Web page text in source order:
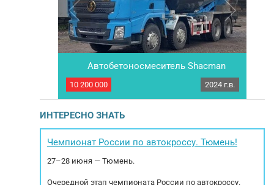
технике и
Автобетоносмеситель SX5318GJBDT326, 8×4,
бескамерные шины 315/80R22.5, рулевое
управление(пр-во Китая), 430
сцепление,воздушный фильтр с масляной
16T MAN, передаточные числа 4.769,...
Автобетоносмеситель Shacman
10 200 000 2024 г.в.
ИНТЕРЕСНО ЗНАТЬ
Чемпионат России по автокроссу. Тюмень!
27–28 июня — Тюмень.
Очередной этап чемпионата России по автокроссу.